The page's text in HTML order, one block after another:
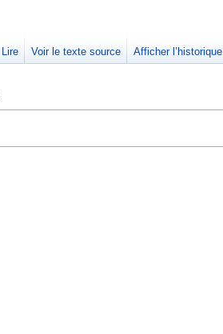
Lire Voir le texte source Afficher l’historique